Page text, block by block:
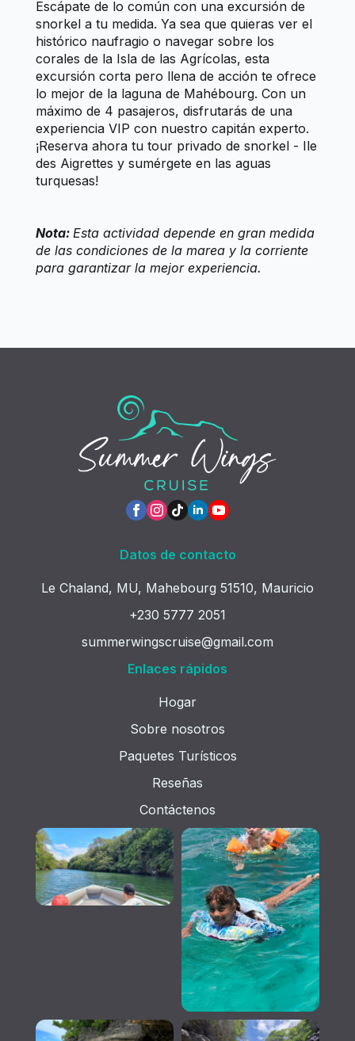
Escápate de lo común con una excursión de
snorkel a tu medida. Ya sea que quieras ver el
histórico naufragio o navegar sobre los
corales de la Isla de las Agrícolas, esta
excursión corta pero llena de acción te ofrece
lo mejor de la laguna de Mahébourg. Con un
máximo de 4 pasajeros, disfrutarás de una
experiencia VIP con nuestro capitán experto.
¡Reserva ahora tu tour privado de snorkel - Ile
des Aigrettes y sumérgete en las aguas
turquesas!
Nota: Esta actividad depende en gran medida
de las condiciones de la marea y la corriente
para garantizar la mejor experiencia.
Datos de contacto
Le Chaland, MU, Mahebourg 51510, Mauricio
+230 5777 2051
summerwingscruise@gmail.com
Enlaces rápidos
Hogar
Sobre nosotros
Paquetes Turísticos
Reseñas
Contáctenos